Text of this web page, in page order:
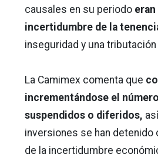
causales en su periodo
incertidumbre de la
inseguridad y una
La Camimex comenta que
incrementándose el
suspendidos o diferidos,
inversiones se han
de la incertidumbre